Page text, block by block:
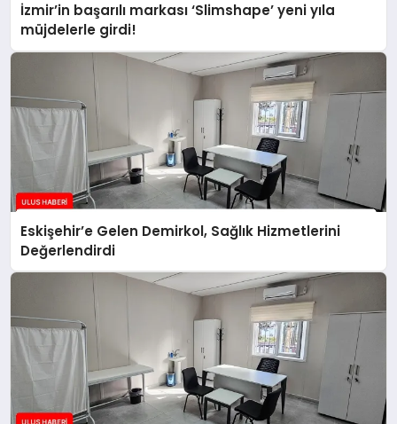
İzmir’in başarılı markası ‘Slimshape’ yeni yıla
müjdelerle girdi!
Eskişehir’e Gelen Demirkol, Sağlık Hizmetlerini
Değerlendirdi